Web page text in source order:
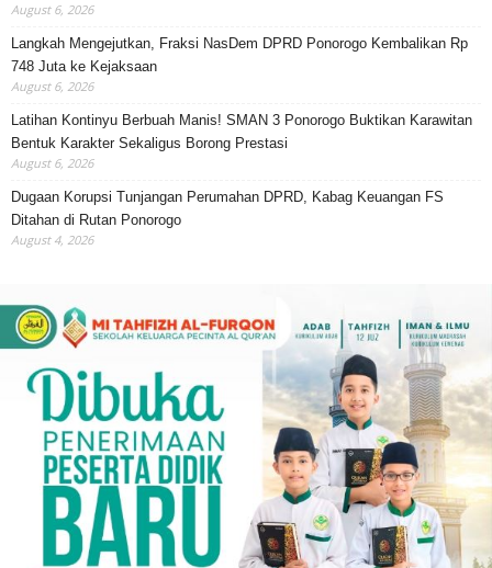
August 6, 2026
Langkah Mengejutkan, Fraksi NasDem DPRD Ponorogo Kembalikan Rp
748 Juta ke Kejaksaan
August 6, 2026
Latihan Kontinyu Berbuah Manis! SMAN 3 Ponorogo Buktikan Karawitan
Bentuk Karakter Sekaligus Borong Prestasi
August 6, 2026
Dugaan Korupsi Tunjangan Perumahan DPRD, Kabag Keuangan FS
Ditahan di Rutan Ponorogo
August 4, 2026